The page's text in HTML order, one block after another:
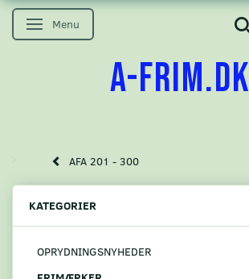
Skifte navigation
Menu
A-FRIM.DK
AFA 201 - 300
KATEGORIER
OPRYDNINGSNYHEDER